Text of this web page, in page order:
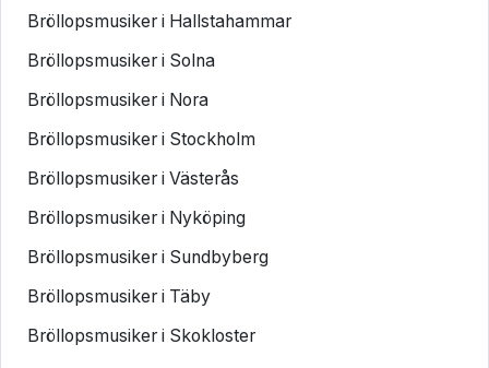
Bröllopsmusiker i Hallstahammar
Bröllopsmusiker i Solna
Bröllopsmusiker i Nora
Bröllopsmusiker i Stockholm
Bröllopsmusiker i Västerås
Bröllopsmusiker i Nyköping
Bröllopsmusiker i Sundbyberg
Bröllopsmusiker i Täby
Bröllopsmusiker i Skokloster